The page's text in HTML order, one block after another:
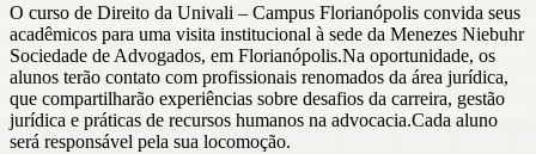
O curso de Direito da Univali – Campus Florianópolis convida seus
acadêmicos para uma visita institucional à sede da Menezes Niebuhr
Sociedade de Advogados, em Florianópolis.Na oportunidade, os
alunos terão contato com profissionais renomados da área jurídica,
que compartilharão experiências sobre desafios da carreira, gestão
jurídica e práticas de recursos humanos na advocacia.Cada aluno
será responsável pela sua locomoção.